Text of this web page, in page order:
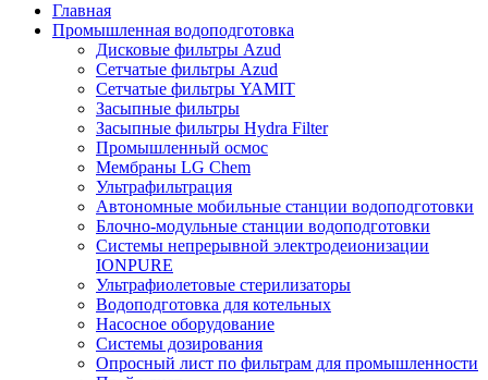
Главная
Промышленная водоподготовка
Дисковые фильтры Azud
Сетчатые фильтры Azud
Сетчатые фильтры YAMIT
Засыпные фильтры
Засыпные фильтры Hydra Filter
Промышленный осмос
Мембраны LG Chem
Ультрафильтрация
Автономные мобильные станции водоподготовки
Блочно-модульные станции водоподготовки
Системы непрерывной электродеионизации
IONPURE
Ультрафиолетовые стерилизаторы
Водоподготовка для котельных
Насосное оборудование
Системы дозирования
Опросный лист по фильтрам для промышленности